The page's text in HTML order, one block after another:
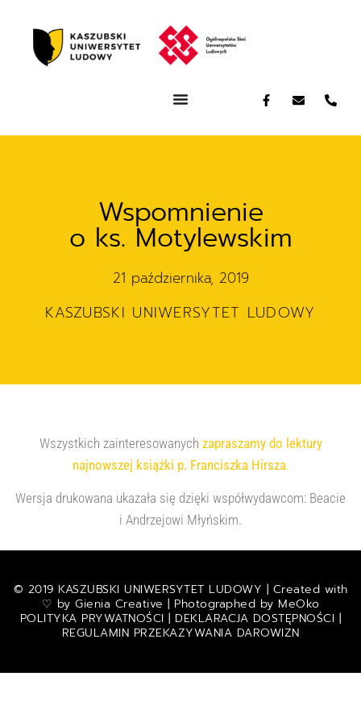
Wspomnienie
o ks. Motylewskim
21 października, 2019
KASZUBSKI UNIWERSYTET LUDOWY
Wszystkich zainteresowanych zapraszamy do lektury
najnowszej książki p. Franciszka Hirsza.
Wersja drukowana ukazała się dzięki współwydawcom: Beacie
i Andrzejowi Młyńskim.
© 2019 KASZUBSKI UNIWERSYTET LUDOWY | Created with
♡ by Gienia Creative | Photographed by MeOko
POLITYKA PRYWATNOŚCI| DEKLARACJA DOSTĘPNOŚCI |
REGULAMIN PRZEKAZYWANIA DAROWIZN